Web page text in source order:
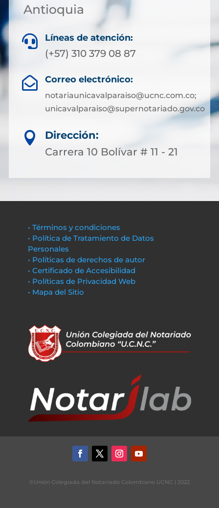
Antioquia
 Líneas de atención:
(+57) 310 379 08 87
 Correo electrónico:
notariaunicavalparaiso@ucnc.com.co;
unicavalparaiso@supernotariado.gov.co

Dirección:
Carrera 10 Bolívar # 11 - 21
• Términos y condiciones
• Política de Tratamiento de Datos
Personales
• Políticas de derechos de autor
• Certificado de Accesibilidad
• Políticas de Privacidad Web
• Mapa del Sitio
©Unión Colegiada del Notariado Colombiano UCNC | 2022